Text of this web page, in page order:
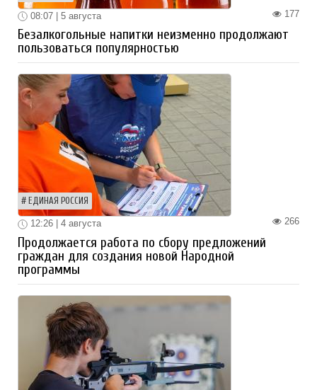
177
08:07 | 5 августа
Безалкогольные напитки неизменно продолжают
пользоваться популярностью
ЕДИНАЯ РОССИЯ
266
12:26 | 4 августа
Продолжается работа по сбору предложений
граждан для создания новой Народной
программы